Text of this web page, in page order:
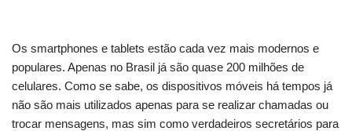
Os smartphones e tablets estão cada vez mais modernos e
populares. Apenas no Brasil já são quase 200 milhões de
celulares. Como se sabe, os dispositivos móveis há tempos já
não são mais utilizados apenas para se realizar chamadas ou
trocar mensagens, mas sim como verdadeiros secretários para